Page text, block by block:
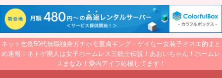
ネット乞食50代無職独身ガチホモ童貞ギング・ゲイなー女装子オネエ的まと
め速報！ネトゲ廃人は女子ホームレス三銃士伝説！あおいちゃん！ホームレ
スまなみ！愛内アイラ応援してます！